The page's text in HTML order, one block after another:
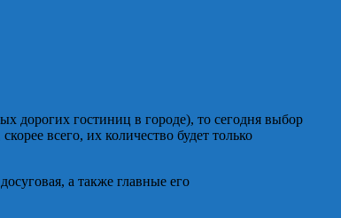
дорогих гостиниц в городе), то сегодня выбор
всего, их количество будет только
а также главные его